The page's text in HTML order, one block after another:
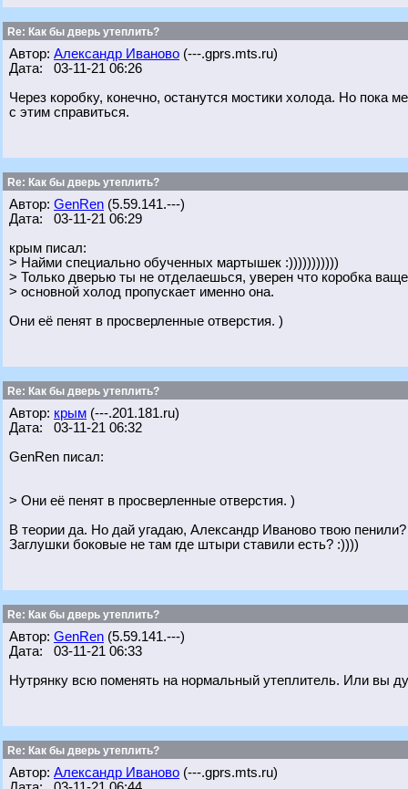
Re: Как бы дверь утеплить?
Автор: Александр Иваново (---.gprs.mts.ru)
Дата: 03-11-21 06:26
Через коробку, конечно, останутся мостики холода. Но пока
с этим справиться.
Re: Как бы дверь утеплить?
Автор: GenRen (5.59.141.---)
Дата: 03-11-21 06:29
крым писал:
> Найми специально обученных мартышек :)))))))))))
> Только дверью ты не отделаешься, уверен что коробка
> основной холод пропускает именно она.
Они её пенят в просверленные отверстия. )
Re: Как бы дверь утеплить?
Автор: крым (---.201.181.ru)
Дата: 03-11-21 06:32
GenRen писал:
> Они её пенят в просверленные отверстия. )
В теории да. Но дай угадаю, Александр Иваново твою
Заглушки боковые не там где штыри ставили есть? :))))
Re: Как бы дверь утеплить?
Автор: GenRen (5.59.141.---)
Дата: 03-11-21 06:33
Нутрянку всю поменять на нормальный утеплитель. Или вы
Re: Как бы дверь утеплить?
Автор: Александр Иваново (---.gprs.mts.ru)